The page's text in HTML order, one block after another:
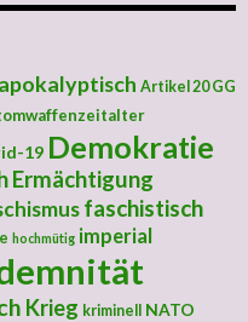
apokalyptisch Artikel 20 GG
19 Demokratie
Ermächtigung
faschistisch
hochmütig imperial
Krieg kriminell
NATO